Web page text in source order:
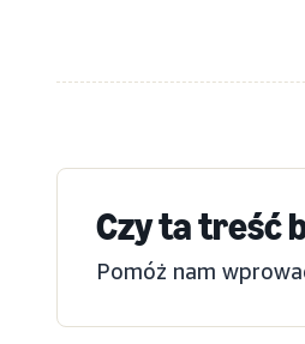
Czy ta treść
Pomóż nam